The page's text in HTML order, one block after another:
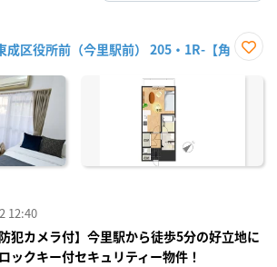
成区役所前（今里駅前） 205・1R-【角
に入
12:40
犯カメラ付】今里駅から徒歩5分の好立地に
ックキー付セキュリティー物件！